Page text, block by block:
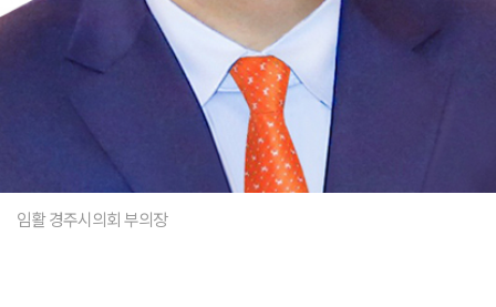
임활 경주시의회 부의장